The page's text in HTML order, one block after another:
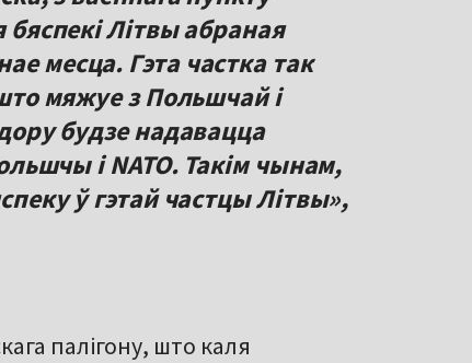
Літвы абраная
месца. Гэта частка так
мяжуе з Польшчай і
будзе надавацца
і NATO. Такім чынам,
ў гэтай частцы Літвы»,
палігону, што каля